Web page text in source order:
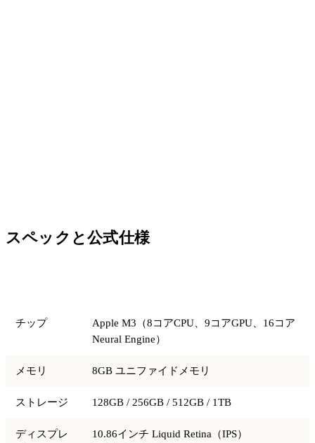
スペックと公式仕様
チップ
Apple M3（8コアCPU、9コアGPU、16コア
Neural Engine）
メモリ 8GB ユニファイドメモリ
ストレージ 128GB / 256GB / 512GB / 1TB
ディスプレ
10.86インチ Liquid Retina（IPS）